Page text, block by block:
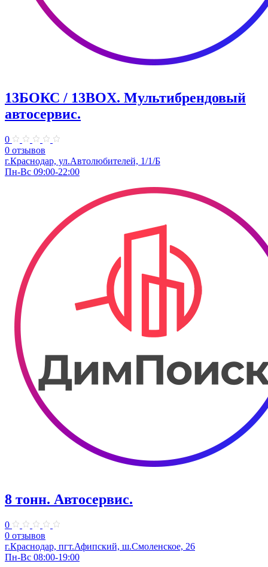
13БОКС / 13BOX. ​Мультибрендовый
автосервис.
0
0 отзывов
г.Краснодар, ул.Автолюбителей, 1/1/Б
Пн-Вс 09:00-22:00
8 тонн. Автосервис.
0
0 отзывов
г.Краснодар, пгт.Афипский, ш.Смоленское, 26
Пн-Вс 08:00-19:00